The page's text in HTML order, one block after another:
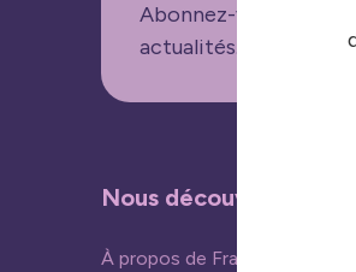
Abonnez-vous aux
actualités.
Nous découvrir
À propos de France urbaine